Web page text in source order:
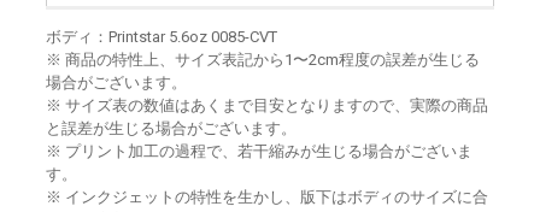
ボディ：Printstar 5.6oz 0085-CVT
※ 商品の特性上、サイズ表記から1〜2cm程度の誤差が生じる
場合がございます。
※ サイズ表の数値はあくまで目安となりますので、実際の商品
と誤差が生じる場合がございます。
※ プリント加工の過程で、若干縮みが生じる場合がございま
す。
※ インクジェットの特性を生かし、版下はボディのサイズに合